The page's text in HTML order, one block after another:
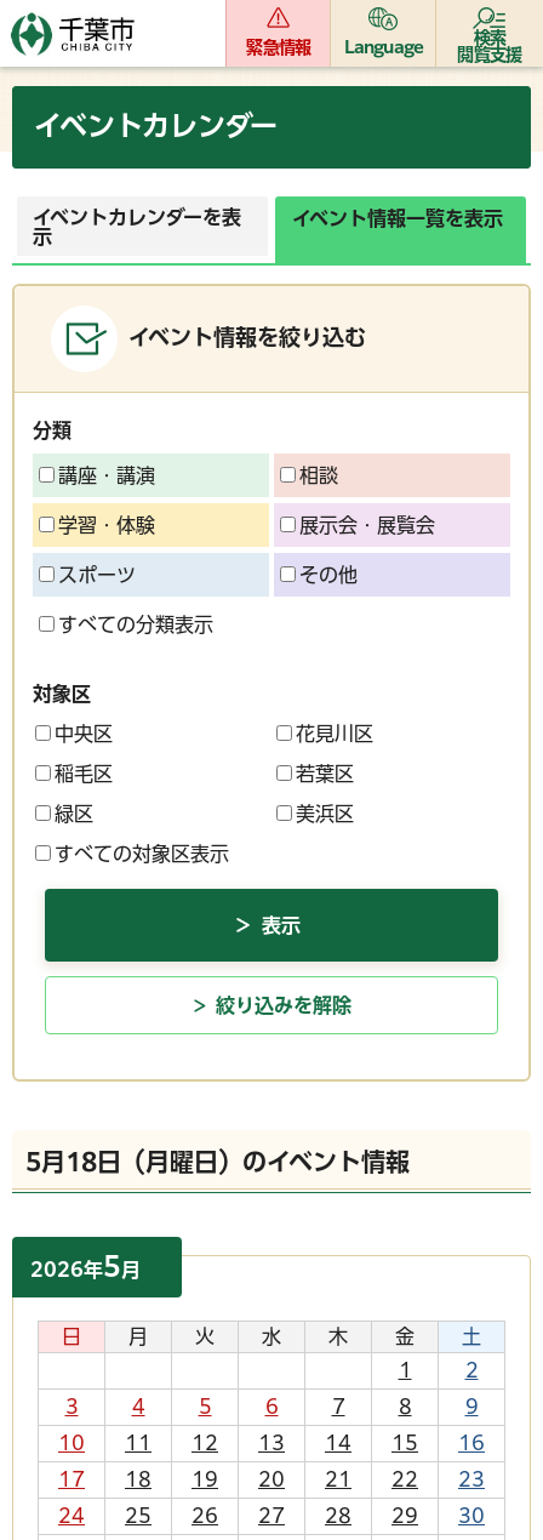
緊急情報 Language
検索
閲覧支援
イベントカレンダー
イベントカレンダーを表
示
イベント情報一覧を表示
イベント情報を絞り込む
分類
講座・講演 相談
学習・体験 展示会・展覧会
スポーツ その他
すべての分類表示
対象区
中央区 花見川区
稲毛区 若葉区
緑区 美浜区
すべての対象区表示
絞り込みを解除
5月18日（月曜日）のイベント情報
2026年5月
日 月 火 水 木 金
土
1
2
3
4 5 6 7 8
9
10
11 12 13 14 15
16
17
18 19 20 21 22
23
24
25 26 27 28 29
30